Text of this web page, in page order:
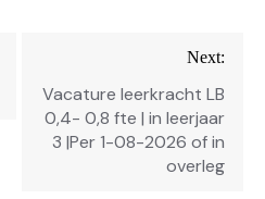
Next:
Vacature leerkracht LB
0,4- 0,8 fte | in leerjaar
3 |Per 1-08-2026 of in
overleg